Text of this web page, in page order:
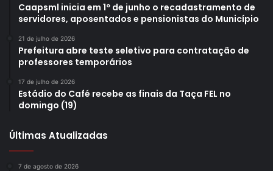
Caapsml inicia em 1º de junho o recadastramento de
servidores, aposentados e pensionistas do Município
21 de julho de 2026
Prefeitura abre teste seletivo para contratação de
professores temporários
17 de julho de 2026
Estádio do Café recebe as finais da Taça FEL no
domingo (19)
Últimas Atualizadas
7 de agosto de 2026